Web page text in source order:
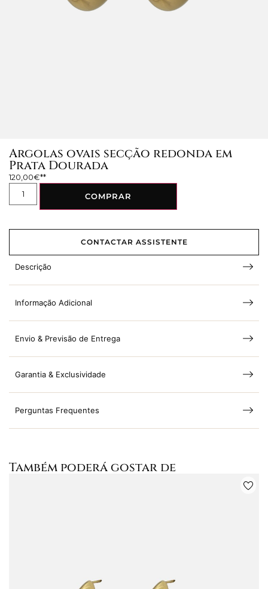
Argolas ovais secção redonda em
Prata Dourada
120,00€
COMPRAR
CONTACTAR ASSISTENTE
Descrição
Informação Adicional
Envio & Previsão de Entrega
Garantia & Exclusividade
Perguntas Frequentes
Também poderá gostar de